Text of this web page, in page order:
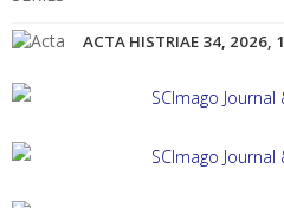
ACTA HISTRIAE 34, 2026, 1